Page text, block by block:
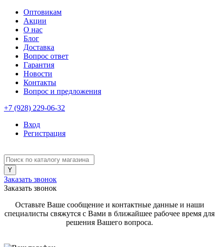
Оптовикам
Акции
О нас
Блог
Доставка
Вопрос ответ
Гарантия
Новости
Контакты
Вопрос и предложения
+7 (928) 229-06-32
Вход
Регистрация
Заказать звонок
Заказать звонок
Оставьте Ваше сообщение и контактные данные и наши
специалисты свяжутся с Вами в ближайшее рабочее время для
решения Вашего вопроса.